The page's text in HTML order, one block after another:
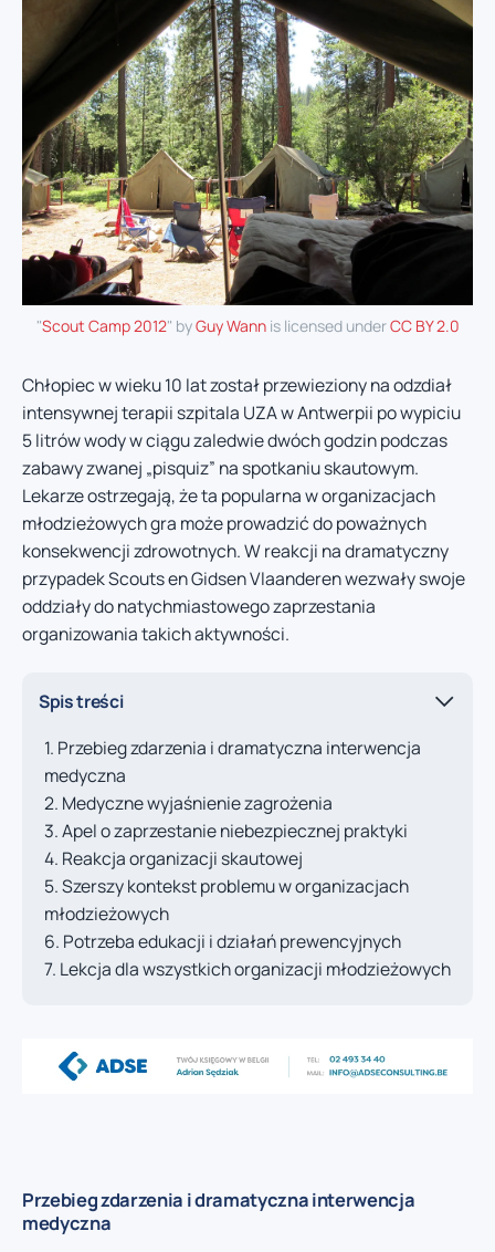
"Scout Camp 2012" byGuy Wannis licensed underCC BY 2.0
Chłopiec w wieku 10 lat został przewieziony na odzdiał
intensywnej terapii szpitala UZA w Antwerpii po wypiciu
5 litrów wody w ciągu zaledwie dwóch godzin podczas
zabawy zwanej „pisquiz” na spotkaniu skautowym.
Lekarze ostrzegają, że ta popularna w organizacjach
młodzieżowych gra może prowadzić do poważnych
konsekwencji zdrowotnych. W reakcji na dramatyczny
przypadek Scouts en Gidsen Vlaanderen wezwały swoje
oddziały do natychmiastowego zaprzestania
organizowania takich aktywności.
Spis treści
Przebieg zdarzenia i dramatyczna interwencja
medyczna
Medyczne wyjaśnienie zagrożenia
Apel o zaprzestanie niebezpiecznej praktyki
Reakcja organizacji skautowej
Szerszy kontekst problemu w organizacjach
młodzieżowych
Potrzeba edukacji i działań prewencyjnych
Lekcja dla wszystkich organizacji młodzieżowych
Przebieg zdarzenia i dramatyczna interwencja
medyczna